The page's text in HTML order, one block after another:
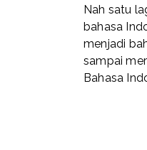
Nah satu
bahasa
menjadi
sampai
Bahasa